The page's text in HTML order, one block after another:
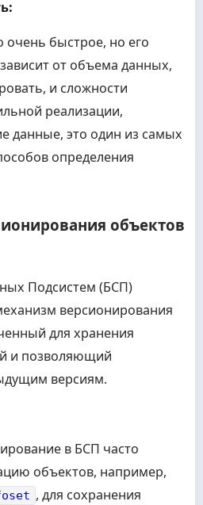
может быть не идеально
Не
предыдущую версию, сравниваем
.КонтрольнаяСумма
было или объект новый,
то он всегда отличается.
новый, но версий не было
текущий хеш с хешем
быстрое, но его
от объема данных,
и сложности
реализации,
это один из самых
определения
объектов
Подсистем (БСП)
версионирования
для хранения
и позволяющий
версиям.
в БСП часто
объектов, например,
, для сохранения